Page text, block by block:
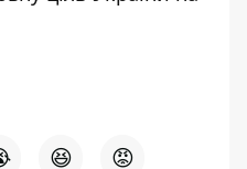
😆 😡